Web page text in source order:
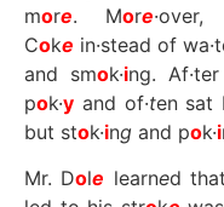
more. More
Coke in·stead of
and smok·ing.
pok·y and of·ten sat
but stok·ing and pok·i
Mr. Dole learned